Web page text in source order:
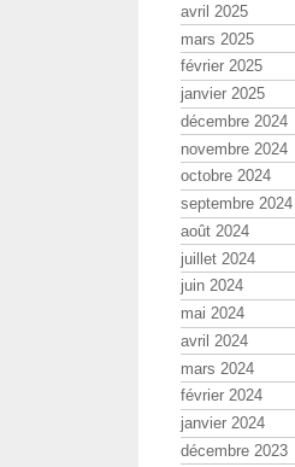
avril 2025
mars 2025
février 2025
janvier 2025
décembre 2024
novembre 2024
octobre 2024
septembre 2024
août 2024
juillet 2024
juin 2024
mai 2024
avril 2024
mars 2024
février 2024
janvier 2024
décembre 2023